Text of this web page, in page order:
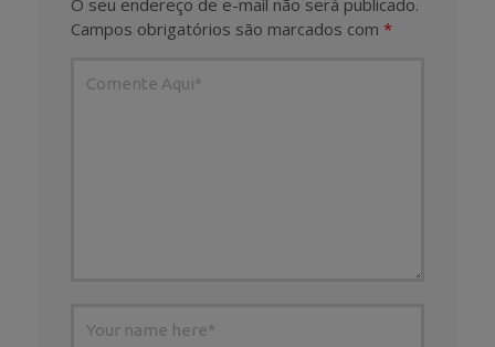
Campos obrigatórios são marcados com *